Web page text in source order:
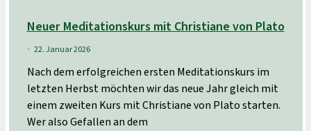
Neuer Meditationskurs mit Christiane von Plato
• 22. Januar 2026
Nach dem erfolgreichen ersten Meditationskurs im
letzten Herbst möchten wir das neue Jahr gleich mit
einem zweiten Kurs mit Christiane von Plato starten.
Wer also Gefallen an dem